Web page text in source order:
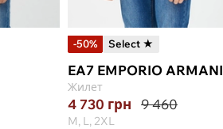
-50% Select ★
EA7 EMPORIO ARMANI
Жилет
4 730 грн 9 460
M, L, 2XL